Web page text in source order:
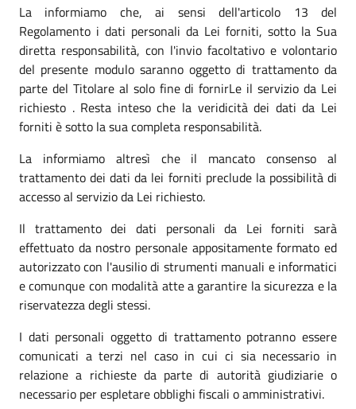
La informiamo che, ai sensi dell'articolo 13 del
Regolamento i dati personali da Lei forniti, sotto la Sua
diretta responsabilità, con l'invio facoltativo e volontario
del presente modulo saranno oggetto di trattamento da
parte del Titolare al solo fine di fornirLe il servizio da Lei
richiesto . Resta inteso che la veridicità dei dati da Lei
forniti è sotto la sua completa responsabilità.
La informiamo altresì che il mancato consenso al
trattamento dei dati da lei forniti preclude la possibilità di
accesso al servizio da Lei richiesto.
Il trattamento dei dati personali da Lei forniti sarà
effettuato da nostro personale appositamente formato ed
autorizzato con l'ausilio di strumenti manuali e informatici
e comunque con modalità atte a garantire la sicurezza e la
riservatezza degli stessi.
I dati personali oggetto di trattamento potranno essere
comunicati a terzi nel caso in cui ci sia necessario in
relazione a richieste da parte di autorità giudiziarie o
necessario per espletare obblighi fiscali o amministrativi.